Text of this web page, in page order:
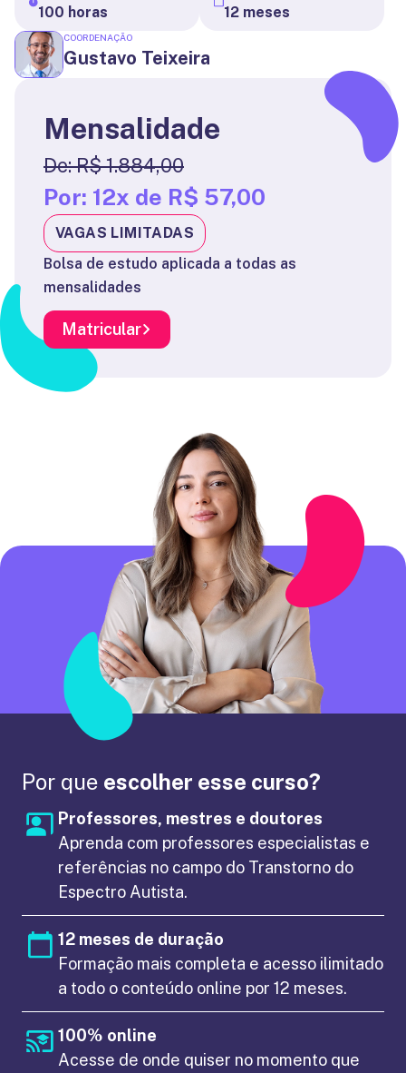
100 horas
12 meses
COORDENAÇÃO
Gustavo Teixeira
Mensalidade
De:R$ 1.884,00
Por: 12x de R$ 57,00
VAGAS LIMITADAS
Bolsa de estudo aplicada a todas as
mensalidades
Matricular
Por que escolher esse curso?
Professores, mestres e doutores
Aprenda com professores especialistas e
referências no campo do Transtorno do
Espectro Autista.
12 meses de duração
Formação mais completa e acesso ilimitado
a todo o conteúdo online por 12 meses.
100% online
Acesse de onde quiser no momento que